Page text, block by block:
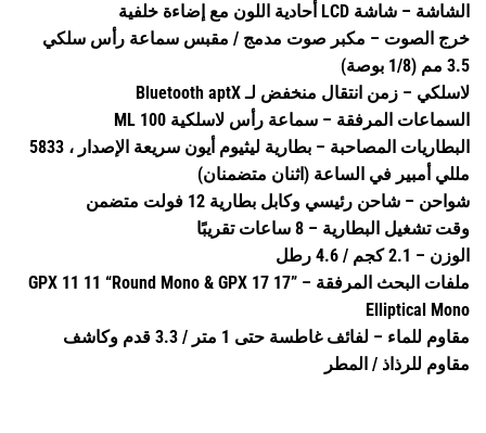
الشاشة – شاشة LCD أحادية اللون مع إضاءة خلفية
خرج الصوت – مكبر صوت مدمج / مقبس سماعة رأس سلكي
3.5 مم (1/8 بوصة)
لاسلكي – زمن انتقال منخفض لـ Bluetooth aptX
السماعات المرفقة – سماعة رأس لاسلكية ML 100
البطاريات المصاحبة – بطارية ليثيوم أيون سريعة الإصدار ، 5833
مللي أمبير في الساعة (اثنان متضمنان)
شواحن – شاحن رئيسي وكابل بطارية 12 فولت متضمن
وقت تشغيل البطارية – 8 ساعات تقريبًا
الوزن – 2.1 كجم / 4.6 رطل
ملفات البحث المرفقة – GPX 11 11 “Round Mono & GPX 17 17”
Elliptical Mono
مقاوم للماء – لفائف غاطسة حتى 1 متر / 3.3 قدم وكاشف
مقاوم للرذاذ / المطر